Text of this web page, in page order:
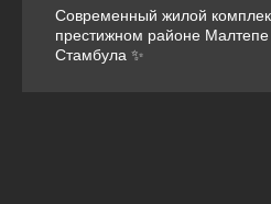
Современный жилой
престижном районе Малтепе
Стамбула ✨